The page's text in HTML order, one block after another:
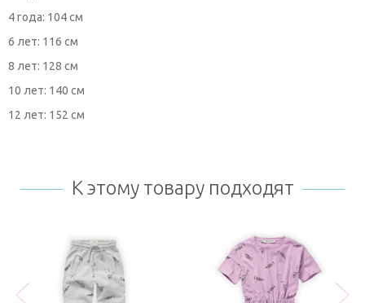
4 года: 104 см
6 лет: 116 см
8 лет: 128 см
10 лет: 140 см
12 лет: 152 см
К этому товару подходят